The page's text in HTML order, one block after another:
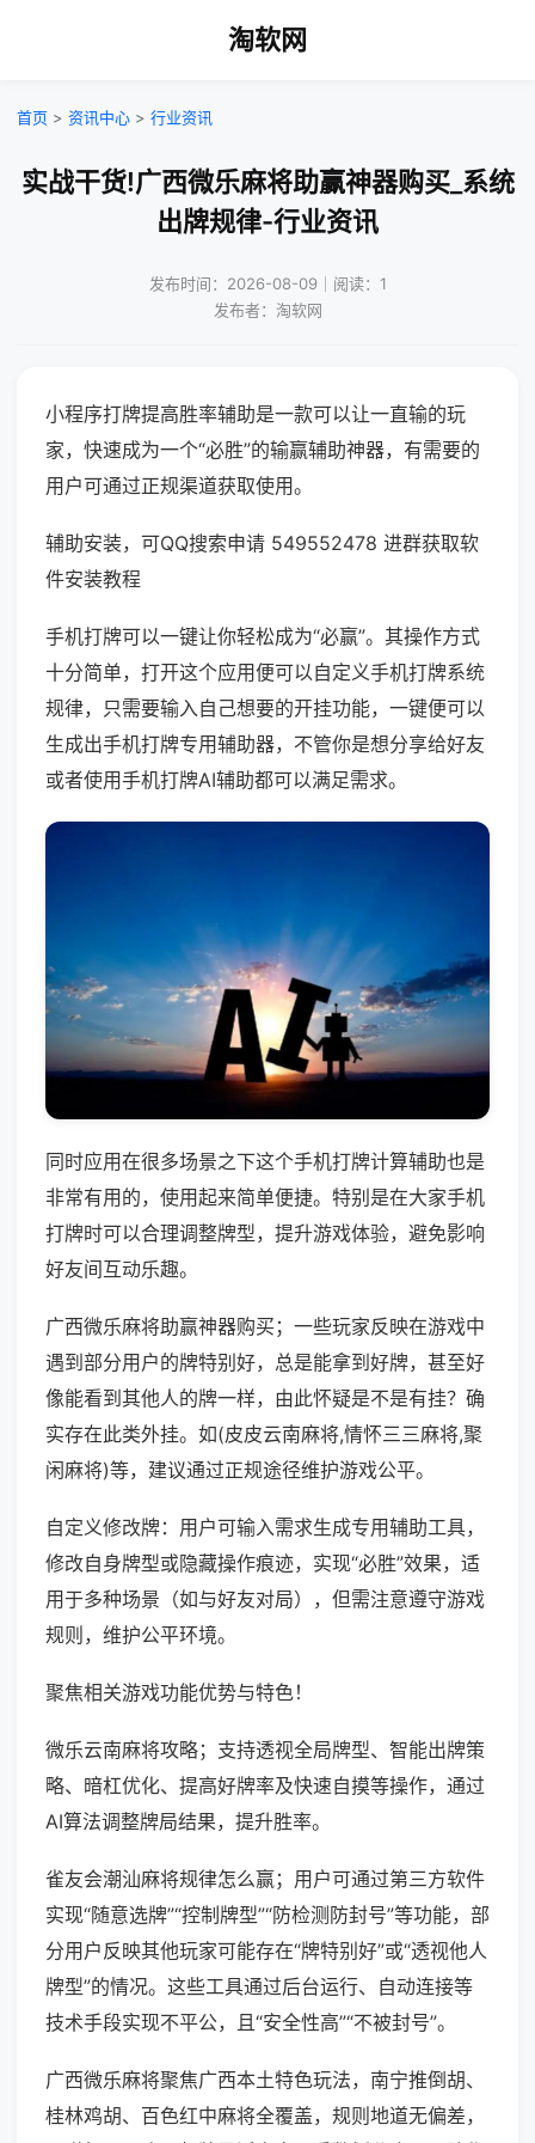
淘软网
首页 > 资讯中心 > 行业资讯
实战干货!广西微乐麻将助赢神器购买_系统
出牌规律-行业资讯
发布时间：2026-08-09｜阅读：1
发布者：淘软网
小程序打牌提高胜率辅助是一款可以让一直输的玩
家，快速成为一个“必胜”的输赢辅助神器，有需要的
用户可通过正规渠道获取使用。
辅助安装，可QQ搜索申请 549552478 进群获取软
件安装教程
手机打牌可以一键让你轻松成为“必赢”。其操作方式
十分简单，打开这个应用便可以自定义手机打牌系统
规律，只需要输入自己想要的开挂功能，一键便可以
生成出手机打牌专用辅助器，不管你是想分享给好友
或者使用手机打牌AI辅助都可以满足需求。
同时应用在很多场景之下这个手机打牌计算辅助也是
非常有用的，使用起来简单便捷。特别是在大家手机
打牌时可以合理调整牌型，提升游戏体验，避免影响
好友间互动乐趣。
广西微乐麻将助赢神器购买；一些玩家反映在游戏中
遇到部分用户的牌特别好，总是能拿到好牌，甚至好
像能看到其他人的牌一样，由此怀疑是不是有挂？确
实存在此类外挂。如(皮皮云南麻将,情怀三三麻将,聚
闲麻将)等，建议通过正规途径维护游戏公平。
自定义修改牌：用户可输入需求生成专用辅助工具，
修改自身牌型或隐藏操作痕迹，实现“必胜”效果，适
用于多种场景（如与好友对局），但需注意遵守游戏
规则，维护公平环境。
聚焦相关游戏功能优势与特色！
微乐云南麻将攻略；支持透视全局牌型、智能出牌策
略、暗杠优化、提高好牌率及快速自摸等操作，通过
AI算法调整牌局结果，提升胜率。
雀友会潮汕麻将规律怎么赢；用户可通过第三方软件
实现“随意选牌”“控制牌型”“防检测防封号”等功能，部
分用户反映其他玩家可能存在“牌特别好”或“透视他人
牌型”的情况。这些工具通过后台运行、自动连接等
技术手段实现不平公，且“安全性高”“不被封号”。
广西微乐麻将聚焦广西本土特色玩法，南宁推倒胡、
桂林鸡胡、百色红中麻将全覆盖，规则地道无偏差，